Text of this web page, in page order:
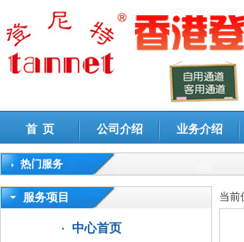
首 页 公司介绍 业务介绍
热门服务
高新技术企业认定审计|企业所得税汇算清缴申报
服务项目
中心首页
当前